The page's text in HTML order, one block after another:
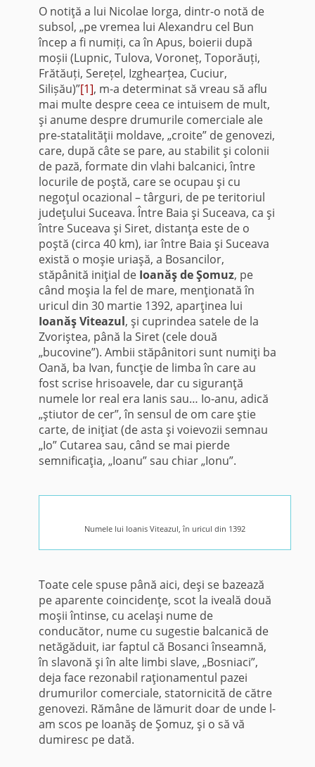
O notiţă a lui Nicolae Iorga, dintr-o notă de
subsol, „pe vremea lui Alexandru cel Bun
încep a fi numiți, ca în Apus, boierii după
moșii (Lupnic, Tulova, Voroneț, Toporăuți,
Frătăuți, Serețel, Izghearțea, Cuciur,
Silișău)”[1], m-a determinat să vreau să aflu
mai multe despre ceea ce intuisem de mult,
şi anume despre drumurile comerciale ale
pre-statalităţii moldave, „croite” de genovezi,
care, după câte se pare, au stabilit şi colonii
de pază, formate din vlahi balcanici, între
locurile de poştă, care se ocupau şi cu
negoţul ocazional – târguri, de pe teritoriul
judeţului Suceava. Între Baia şi Suceava, ca şi
între Suceava şi Siret, distanţa este de o
poştă (circa 40 km), iar între Baia şi Suceava
există o moşie uriaşă, a Bosancilor,
stăpânită iniţial de Ioanăş de Şomuz, pe
când moşia la fel de mare, menţionată în
uricul din 30 martie 1392, aparţinea lui
Ioanăş Viteazul, şi cuprindea satele de la
Zvoriştea, până la Siret (cele două
„bucovine”). Ambii stăpânitori sunt numiţi ba
Oană, ba Ivan, funcţie de limba în care au
fost scrise hrisoavele, dar cu siguranţă
numele lor real era Ianis sau… Io-anu, adică
„ştiutor de cer”, în sensul de om care ştie
carte, de iniţiat (de asta şi voievozii semnau
„Io” Cutarea sau, când se mai pierde
semnificaţia, „Ioanu” sau chiar „Ionu”.
Numele lui Ioanis Viteazul, în uricul din 1392
Toate cele spuse până aici, deşi se bazează
pe aparente coincidenţe, scot la iveală două
moşii întinse, cu acelaşi nume de
conducător, nume cu sugestie balcanică de
netăgăduit, iar faptul că Bosanci înseamnă,
în slavonă şi în alte limbi slave, „Bosniaci”,
deja face rezonabil raţionamentul pazei
drumurilor comerciale, statornicită de către
genovezi. Rămâne de lămurit doar de unde l-
am scos pe Ioanăş de Şomuz, şi o să vă
dumiresc pe dată.